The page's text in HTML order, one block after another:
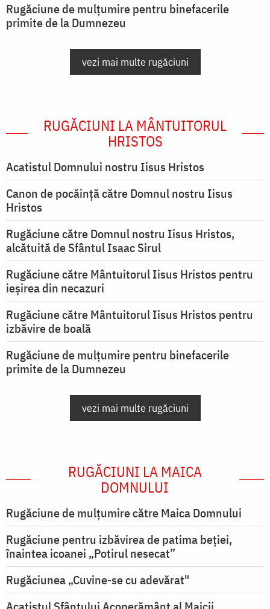
Rugăciune de mulțumire pentru binefacerile
primite de la Dumnezeu
vezi mai multe rugăciuni
RUGĂCIUNI LA MÂNTUITORUL
HRISTOS
Acatistul Domnului nostru Iisus Hristos
Canon de pocăință către Domnul nostru Iisus
Hristos
Rugăciune către Domnul nostru Iisus Hristos,
alcătuită de Sfântul Isaac Sirul
Rugăciune către Mântuitorul Iisus Hristos pentru
ieşirea din necazuri
Rugăciune către Mântuitorul Iisus Hristos pentru
izbăvire de boală
Rugăciune de mulțumire pentru binefacerile
primite de la Dumnezeu
vezi mai multe rugăciuni
RUGĂCIUNI LA MAICA
DOMNULUI
Rugăciune de mulţumire către Maica Domnului
Rugăciune pentru izbăvirea de patima beției,
înaintea icoanei „Potirul nesecat”
Rugăciunea „Cuvine-se cu adevărat"